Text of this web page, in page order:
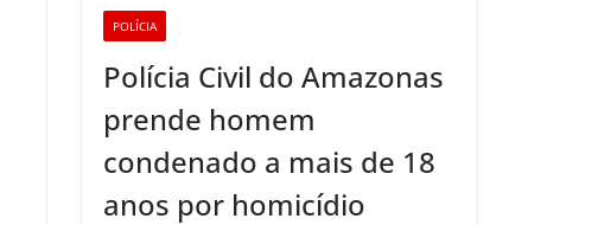
POLÍCIA
Polícia Civil do Amazonas
prende homem
condenado a mais de 18
anos por homicídio